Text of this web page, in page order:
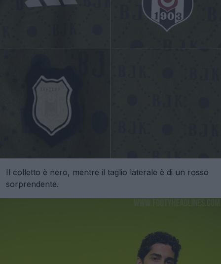
Il colletto è nero, mentre il taglio laterale è di un rosso
sorprendente.